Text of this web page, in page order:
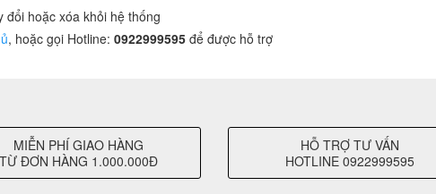
đổi hoặc xóa khỏi hệ thống
, hoặc gọi Hotline: 0922999595 để được hỗ trợ
MIỄN PHÍ GIAO HÀNG
TỪ ĐƠN HÀNG 1.000.000Đ
HỖ TRỢ TƯ VẤN
HOTLINE 0922999595